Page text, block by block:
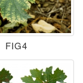
FIG4